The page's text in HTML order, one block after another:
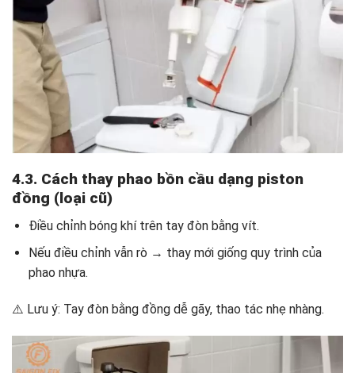
4.3. Cách thay phao bồn cầu dạng piston
đồng (loại cũ)
Điều chỉnh bóng khí trên tay đòn bằng vít.
Nếu điều chỉnh vẫn rò → thay mới giống quy trình của
phao nhựa.
⚠️ Lưu ý: Tay đòn bằng đồng dễ gãy, thao tác nhẹ nhàng.